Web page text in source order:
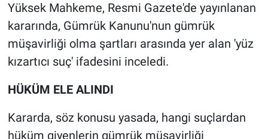
Yüksek Mahkeme, Resmi Gazete'de yayınlanan
kararında, Gümrük Kanunu'nun gümrük
müşavirliği olma şartları arasında yer alan 'yüz
kızartıcı suç' ifadesini inceledi.
HÜKÜM ELE ALINDI
Kararda, söz konusu yasada, hangi suçlardan
hüküm giyenlerin gümrük müşavirliği